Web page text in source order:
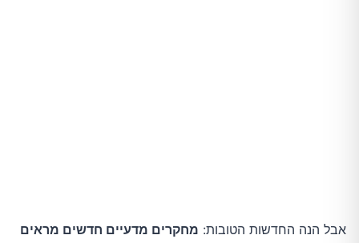
אבל הנה החדשות הטובות: מחקרים מדעיים חדשים מראים